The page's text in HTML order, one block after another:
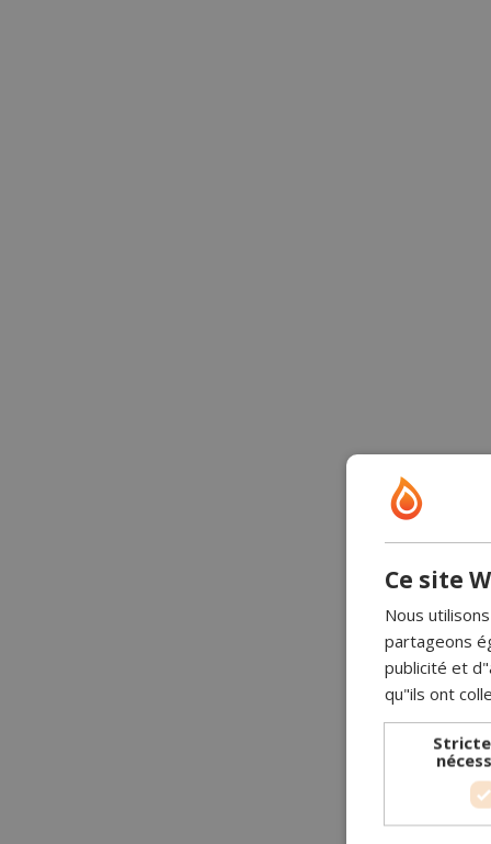
Ce site
Nous
partageons
publicité et
qu"ils ont